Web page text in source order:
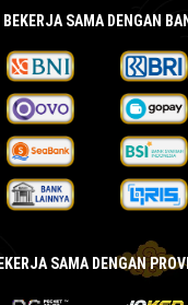
BEKERJA SAMA DENGAN
SAMA DENGAN